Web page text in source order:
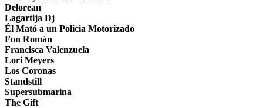
Delorean
Lagartija Dj
Él Mató a un Policia Motorizado
Fon Román
Francisca Valenzuela
Lori Meyers
Los Coronas
Standstill
Supersubmarina
The Gift